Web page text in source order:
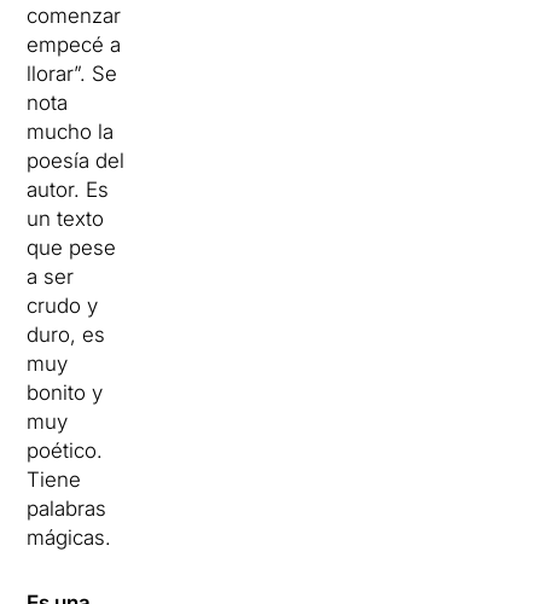
comenzar
empecé a
llorar”. Se
nota
mucho la
poesía del
autor. Es
un texto
que pese
a ser
crudo y
duro, es
muy
bonito y
muy
poético.
Tiene
palabras
mágicas.